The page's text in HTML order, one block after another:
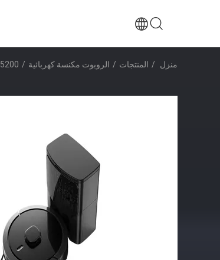
منزل / المنتجات / الروبوت مكنسة كهربائية / 5200 مللي أمبير بالبطارية مكنسة كهربائية روبوت آلي يفرغ ذاتيًا